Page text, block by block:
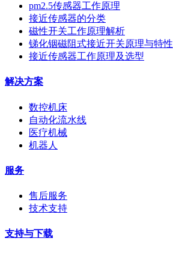
pm2.5传感器工作原理
接近传感器的分类
磁性开关工作原理解析
锑化铟磁阻式接近开关原理与特性
接近传感器工作原理及选型
解决方案
数控机床
自动化流水线
医疗机械
机器人
服务
售后服务
技术支持
支持与下载